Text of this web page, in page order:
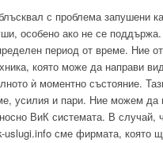
с проблема запушени
особено ако не се
период от време. Ние
която може да направи
ѝ моментно състояние.
усилия и пари. Ние можем
ВиК системата. В
uslugi.info сме фирмата, която